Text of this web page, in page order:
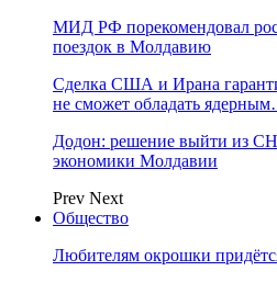
МИД РФ порекомендовал
поездок в Молдавию
Сделка США и Ирана
не сможет обладать
Додон: решение выйти из
экономики Молдавии
Prev Next
Общество
Любителям окрошки